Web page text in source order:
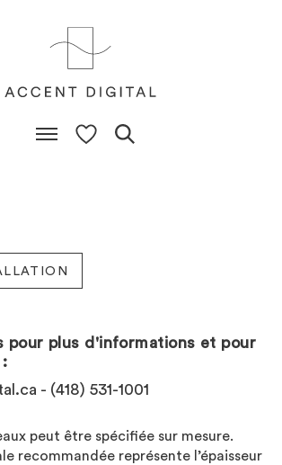
pour plus d'informations et pour
:
- (418) 531-1001
peut être spécifiée sur mesure.
recommandée représente l’épaisseur